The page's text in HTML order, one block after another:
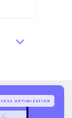
OPTIMIZATION